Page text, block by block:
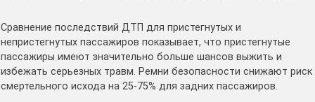
Сравнение последствий ДТП для пристегнутых и
непристегнутых пассажиров показывает, что пристегнутые
пассажиры имеют значительно больше шансов выжить и
избежать серьезных травм. Ремни безопасности снижают риск
смертельного исхода на 25-75% для задних пассажиров.